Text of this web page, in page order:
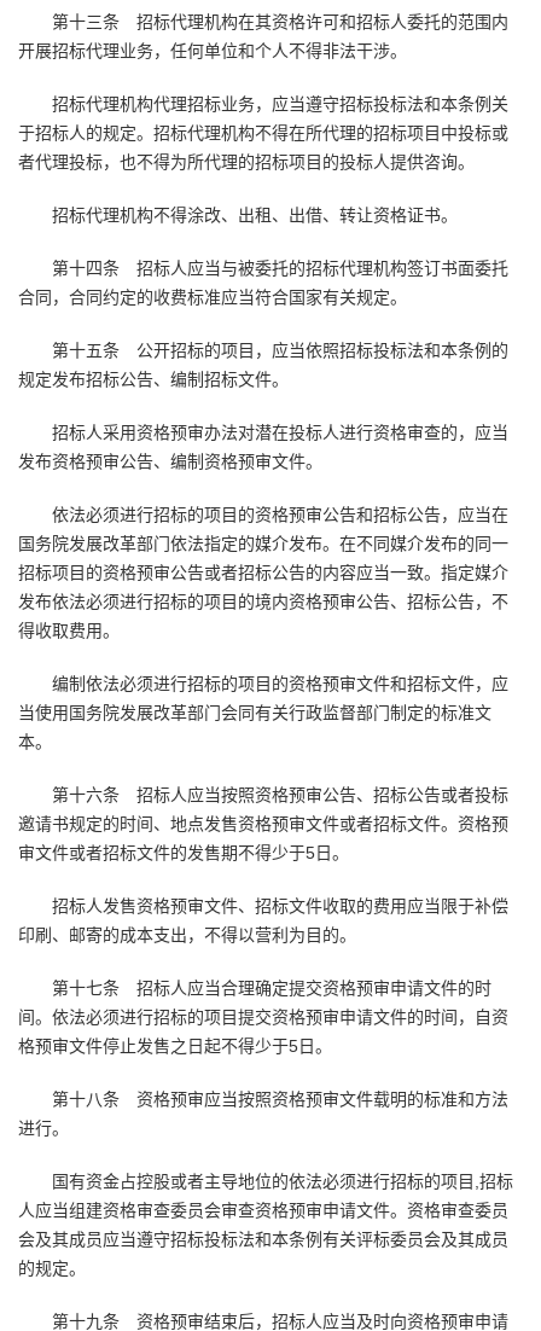
第十三条 招标代理机构在其资格许可和招标人委托的范围内
开展招标代理业务，任何单位和个人不得非法干涉。
招标代理机构代理招标业务，应当遵守招标投标法和本条例关
于招标人的规定。招标代理机构不得在所代理的招标项目中投标或
者代理投标，也不得为所代理的招标项目的投标人提供咨询。
招标代理机构不得涂改、出租、出借、转让资格证书。
第十四条 招标人应当与被委托的招标代理机构签订书面委托
合同，合同约定的收费标准应当符合国家有关规定。
第十五条 公开招标的项目，应当依照招标投标法和本条例的
规定发布招标公告、编制招标文件。
招标人采用资格预审办法对潜在投标人进行资格审查的，应当
发布资格预审公告、编制资格预审文件。
依法必须进行招标的项目的资格预审公告和招标公告，应当在
国务院发展改革部门依法指定的媒介发布。在不同媒介发布的同一
招标项目的资格预审公告或者招标公告的内容应当一致。指定媒介
发布依法必须进行招标的项目的境内资格预审公告、招标公告，不
得收取费用。
编制依法必须进行招标的项目的资格预审文件和招标文件，应
当使用国务院发展改革部门会同有关行政监督部门制定的标准文
本。
第十六条 招标人应当按照资格预审公告、招标公告或者投标
邀请书规定的时间、地点发售资格预审文件或者招标文件。资格预
审文件或者招标文件的发售期不得少于5日。
招标人发售资格预审文件、招标文件收取的费用应当限于补偿
印刷、邮寄的成本支出，不得以营利为目的。
第十七条 招标人应当合理确定提交资格预审申请文件的时
间。依法必须进行招标的项目提交资格预审申请文件的时间，自资
格预审文件停止发售之日起不得少于5日。
第十八条 资格预审应当按照资格预审文件载明的标准和方法
进行。
国有资金占控股或者主导地位的依法必须进行招标的项目,招标
人应当组建资格审查委员会审查资格预审申请文件。资格审查委员
会及其成员应当遵守招标投标法和本条例有关评标委员会及其成员
的规定。
第十九条 资格预审结束后，招标人应当及时向资格预审申请